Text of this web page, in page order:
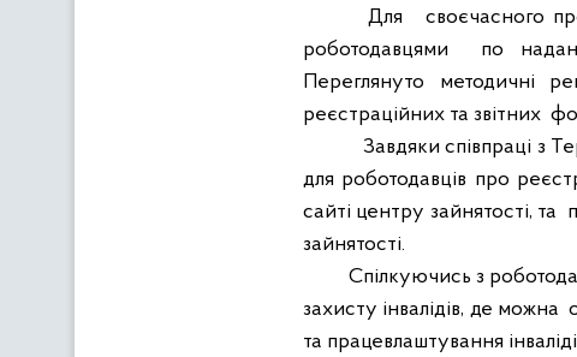
Для
своєчасного
роботодавцями
по
Переглянуто методичні
реєстраційних та звітних
Завдяки співпраці з
для роботодавців про
сайті центру зайнятості, та
зайнятості.
Спілкуючись з
захисту інвалідів, де можна
та працевлаштування